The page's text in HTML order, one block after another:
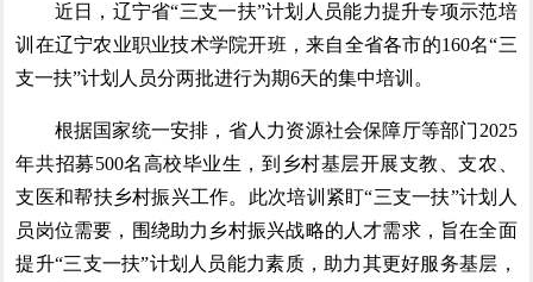
近日，辽宁省“三支一扶”计划人员能力提升专项示范培
训在辽宁农业职业技术学院开班，来自全省各市的160名“三
支一扶”计划人员分两批进行为期6天的集中培训。
根据国家统一安排，省人力资源社会保障厅等部门2025
年共招募500名高校毕业生，到乡村基层开展支教、支农、
支医和帮扶乡村振兴工作。此次培训紧盯“三支一扶”计划人
员岗位需要，围绕助力乡村振兴战略的人才需求，旨在全面
提升“三支一扶”计划人员能力素质，助力其更好服务基层，